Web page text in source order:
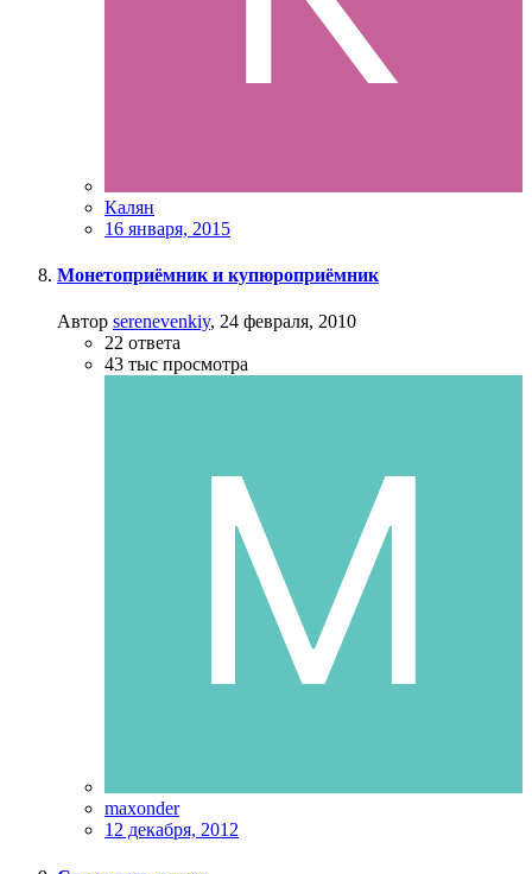
Калян
16 января, 2015
Монетоприёмник и купюроприёмник
Автор serenevenkiy, 24 февраля, 2010
22 ответа
43 тыс просмотра
maxonder
12 декабря, 2012